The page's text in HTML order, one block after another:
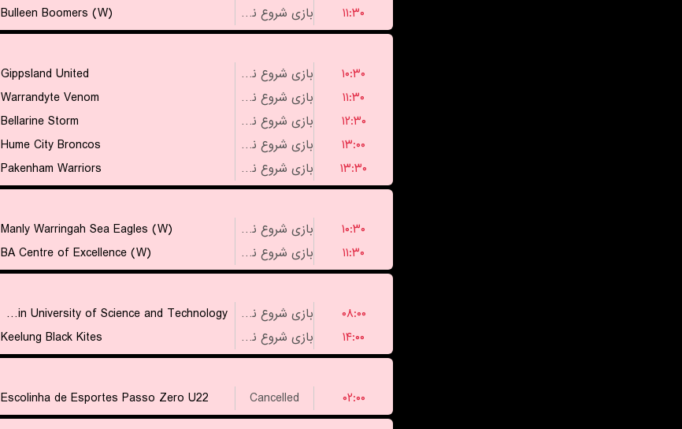
Bulleen Boomers (W) بازی شروع نشده است
۱۱:۳۰
Gippsland United بازی شروع نشده است
۱۰:۳۰
Warrandyte Venom بازی شروع نشده است
۱۱:۳۰
Bellarine Storm بازی شروع نشده است
۱۲:۳۰
Hume City Broncos بازی شروع نشده است
۱۳:۰۰
Pakenham Warriors بازی شروع نشده است
۱۳:۳۰
Manly Warringah Sea Eagles (W) بازی شروع نشده است
۱۰:۳۰
BA Centre of Excellence (W) بازی شروع نشده است
۱۱:۳۰
Chien Hsin University of Science and Technology بازی شروع نشده است
۰۸:۰۰
Keelung Black Kites بازی شروع نشده است
۱۴:۰۰
Escolinha de Esportes Passo Zero U22 Cancelled
۰۲:۰۰